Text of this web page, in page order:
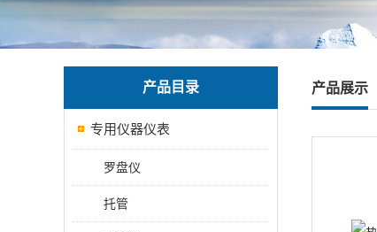
产品目录
专用仪器仪表
罗盘仪
托管
产品展示